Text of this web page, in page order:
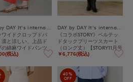
ワイドクロップドパ
凛と涼しい、上品ド
の綿麻ワイドパンツ
税込)
《コラボSTORY》ベルテッ
ドタックプリーツスカート
（ロング丈）【STORY11月号
掲載】
￥6,776(税込)
40%
OFF